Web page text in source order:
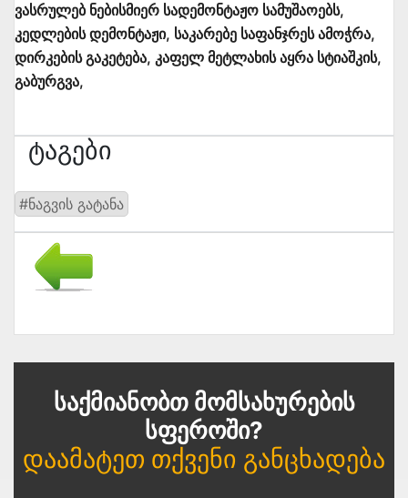
ვასრულებ ნებისმიერ სადემონტაჟო სამუშაოებს,
კედლების დემონტაჟი, საკარებე საფანჯრეს ამოჭრა,
დირკების გაკეტება, კაფელ მეტლახის აყრა სტიაშკის,
გაბურგვა,
Ტაგები
#ნაგვის გატანა
Საქმიანობთ Მომსახურების
Სფეროში?
Დაამატეთ Თქვენი Განცხადება